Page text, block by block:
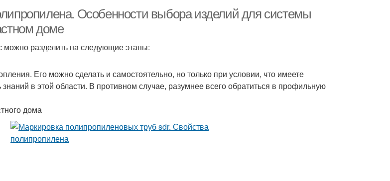
Особенности выбора изделий для системы
доме
можно разделить на следующие этапы:
Его можно сделать и самостоятельно, но только при условии, что имеете
в этой области. В противном случае, разумнее всего обратиться в профильную
дома